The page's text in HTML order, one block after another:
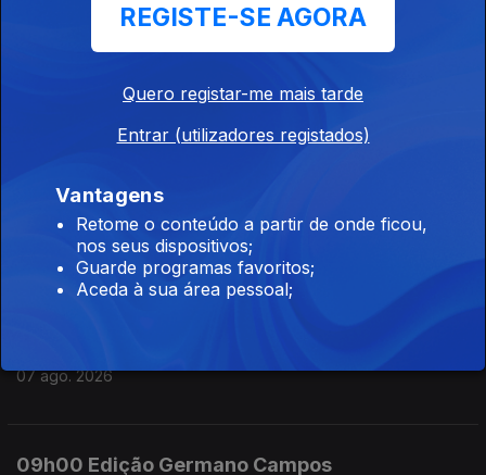
12h00 Edição Susana Lemos
11h00 Edição Susana Lemos
07 ago. 2026
07 ago. 2026
09h00 Edição Germano Campos
REGISTE-SE AGORA
Quero registar-me mais tarde
Entrar (utilizadores registados)
Vantagens
Retome o conteúdo a partir de onde ficou,
nos seus dispositivos;
Guarde programas favoritos;
Aceda à sua área pessoal;